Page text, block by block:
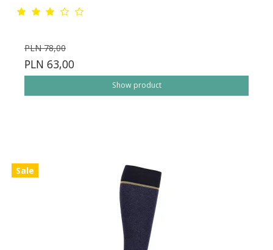
PLN 78,00
PLN 63,00
Show product
Sale